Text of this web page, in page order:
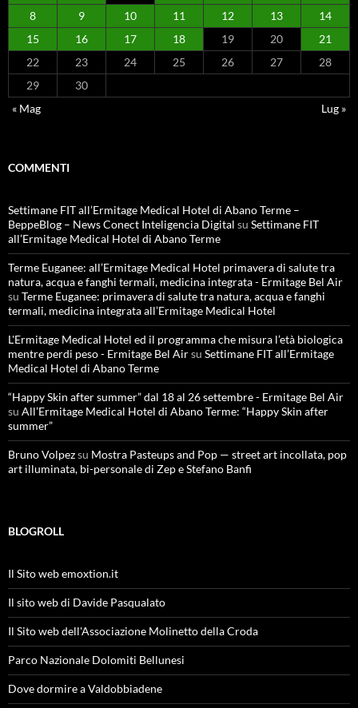
8
9 10 11 12 13
14
15
16 17 18 19 20
21
22
23 24 25 26 27
28
29
30
« Mag
Lug »
COMMENTI
Settimane FIT all’Ermitage Medical Hotel di Abano Terme –
BeppeBlog – News Conect Inteligencia Digital su Settimane FIT
all’Ermitage Medical Hotel di Abano Terme
Terme Euganee: all’Ermitage Medical Hotel primavera di salute tra
natura, acqua e fanghi termali, medicina integrata - Ermitage Bel Air
su Terme Euganee: primavera di salute tra natura, acqua e fanghi
termali, medicina integrata all’Ermitage Medical Hotel
L'Ermitage Medical Hotel ed il programma che misura l’età biologica
mentre perdi peso - Ermitage Bel Airsu Settimane FIT all’Ermitage
Medical Hotel di Abano Terme
“Happy Skin after summer” dal 18 al 26 settembre - Ermitage Bel Air
su All’Ermitage Medical Hotel di Abano Terme: “Happy Skin after
summer”
Bruno Volpezsu Mostra Pasteups and Pop — street art incollata, pop
art illuminata, bi-personale di Zep e Stefano Banfi
BLOGROLL
Il Sito web emoxtion.it
Il sito web di Davide Pasqualato
Il Sito web dell'Associazione Molinetto della Croda
Parco Nazionale Dolomiti Bellunesi
Dove dormire a Valdobbiadene